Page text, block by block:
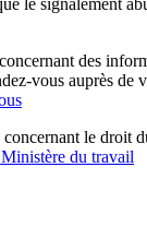
le signalement
des
vous auprès de
le droit
du travail